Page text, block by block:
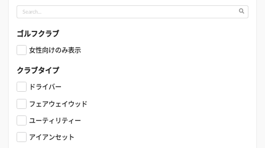
ゴルフクラブ
女性向けのみ表示
クラブタイプ
ドライバー
フェアウェイウッド
ユーティリティー
アイアンセット